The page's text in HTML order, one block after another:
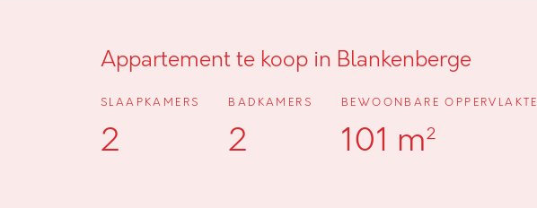
Appartement te koop in Blankenberge
SLAAPKAMERS
2
BADKAMERS
2
BEWOONBARE OPPERVLAKTE
101 m²